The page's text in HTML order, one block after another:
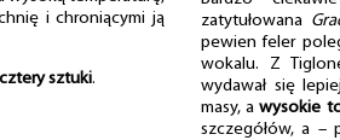
i chroniącymi ją
sztuki.
zatytułowana
pewien feler
wokalu. Z
wydawał się
masy, awysokie
szczegółów, a –